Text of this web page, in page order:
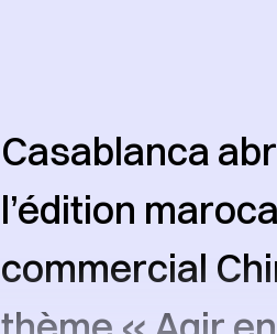
Casablanca
l’édition
commercial